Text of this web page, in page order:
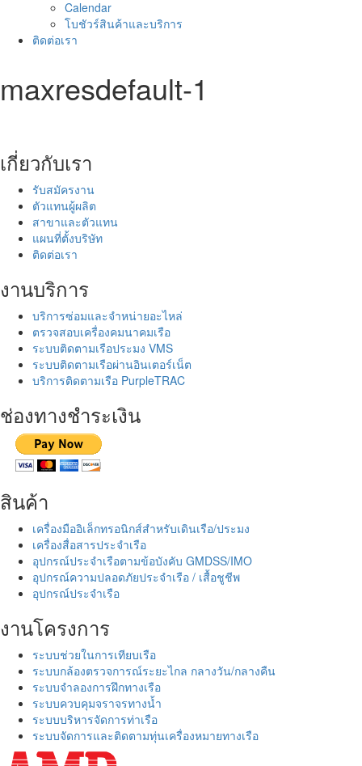
Calendar
โบชัวร์สินค้าและบริการ
ติดต่อเรา
maxresdefault-1
เกี่ยวกับเรา
รับสมัครงาน
ตัวแทนผู้ผลิต
สาขาและตัวแทน
แผนที่ตั้งบริษัท
ติดต่อเรา
งานบริการ
บริการซ่อมและจำหน่ายอะไหล่
ตรวจสอบเครื่องคมนาคมเรือ
ระบบติดตามเรือประมง VMS
ระบบติดตามเรือผ่านอินเตอร์เน็ต
บริการติดตามเรือ PurpleTRAC
ช่องทางชำระเงิน
สินค้า
เครื่องมืออิเล็กทรอนิกส์สำหรับเดินเรือ/ประมง
เครื่องสื่อสารประจำเรือ
อุปกรณ์ประจำเรือตามข้อบังคับ GMDSS/IMO
อุปกรณ์ความปลอดภัยประจำเรือ / เสื้อชูชีพ
อุปกรณ์ประจำเรือ
งานโครงการ
ระบบช่วยในการเทียบเรือ
ระบบกล้องตรวจการณ์ระยะไกล กลางวัน/กลางคืน
ระบบจำลองการฝึกทางเรือ
ระบบควบคุมจราจรทางน้ำ
ระบบบริหารจัดการท่าเรือ
ระบบจัดการและติดตามทุ่นเครื่องหมายทางเรือ